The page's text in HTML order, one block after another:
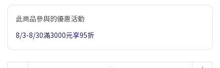
此商品參與的優惠活動
8/3-8/30滿3000元享95折